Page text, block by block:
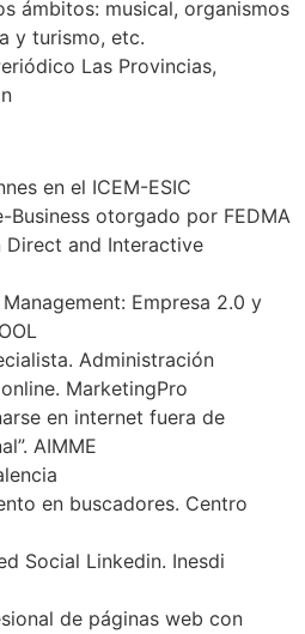
ámbitos: musical, organismos
y turismo, etc.
Las Provincias,
en el ICEM-ESIC
Business otorgado por FEDMA
Direct and Interactive
Empresa 2.0 y
Administración
MarketingPro
en internet fuera de
AIMME
en buscadores. Centro
Social Linkedin. Inesdi
de páginas web con